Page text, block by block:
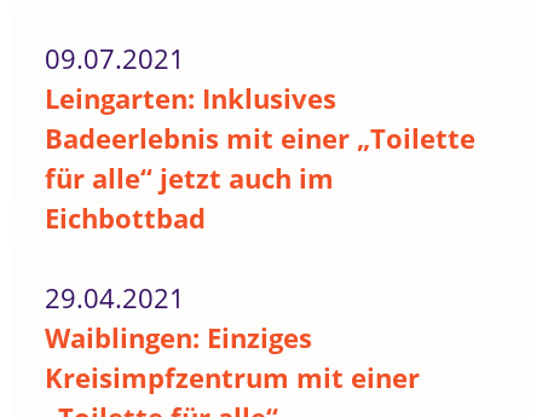
09.07.2021
Leingarten: Inklusives
Badeerlebnis mit einer „Toilette
für alle“ jetzt auch im
Eichbottbad
29.04.2021
Waiblingen: Einziges
Kreisimpfzentrum mit einer